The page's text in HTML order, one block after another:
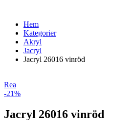
Hem
Kategorier
Akryl
Jacryl
Jacryl 26016 vinröd
Rea
-21%
Jacryl 26016 vinröd